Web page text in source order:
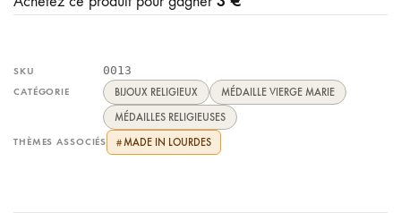
SKU 0013
CATÉGORIE BIJOUX RELIGIEUX
MÉDAILLE VIERGE MARIE
MÉDAILLES RELIGIEUSES
THÈMES ASSOCIÉS # MADE IN LOURDES